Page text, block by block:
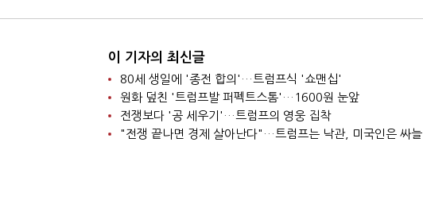
이 기자의 최신글
80세 생일에 '종전 합의'…트럼프식 '쇼맨십'
원화 덮친 '트럼프발 퍼펙트스톰'…1600원 눈앞
전쟁보다 '공 세우기'…트럼프의 영웅 집착
"전쟁 끝나면 경제 살아난다"…트럼프는 낙관, 미국인은 싸늘